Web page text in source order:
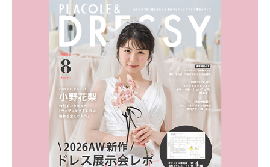
内容：特典金額・条件・応募方法・注意点 「どこが
一番お得？」「プラコレの特典は？」といった疑問も
解決します。 まずは診断で候補を絞れる「ウェディ
ング診断」か、体験型 […]
続きを読む